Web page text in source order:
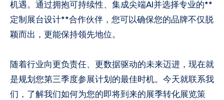
机遇。通过拥抱可持续性、集成尖端AI并选择专业的**
定制展台设计**合作伙伴，您可以确保您的品牌不仅脱
颖而出，更能保持领先地位。
随着行业向更负责任、更数据驱动的未来迈进，现在就
是规划您第三季度参展计划的最佳时机。今天就联系我
们，了解我们如何为您的即将到来的展季转化展览策